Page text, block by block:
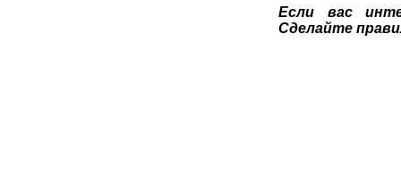
Если вас
Сделайте